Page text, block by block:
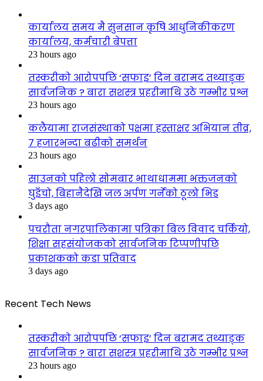
कार्यालय समय मै सुनसान कृषि आधुनिकीकरण
कार्यालय, कर्मचारी बेपत्ता
23 hours ago
तस्करीको आरोपपछि ‘सफाइ’ दिन बरामद तथ्याङ्क
सार्वजनिक ? बारा सशस्त्र प्रहरीमाथि उठे गम्भीर प्रश्न
23 hours ago
कलैयामा राजसंस्थाको पक्षमा हस्ताक्षर अभियान तीव्र,
७ हजारभन्दा बढीको समर्थन
23 hours ago
साउनको पहिलो सोमबार भाथाधाममा भक्तजनको
घुइँचो, बिहानैदेखि जल अर्पण गर्नेको ठूलो भिड
3 days ago
पचरौता नगरपालिकामा पत्रिका बिल विवाद चर्कियो,
शिक्षा सहसंयोजकको सार्वजनिक टिप्पणीपछि
प्रकाशकको कडा प्रतिवाद
3 days ago
Recent Tech News
तस्करीको आरोपपछि ‘सफाइ’ दिन बरामद तथ्याङ्क
सार्वजनिक ? बारा सशस्त्र प्रहरीमाथि उठे गम्भीर प्रश्न
23 hours ago